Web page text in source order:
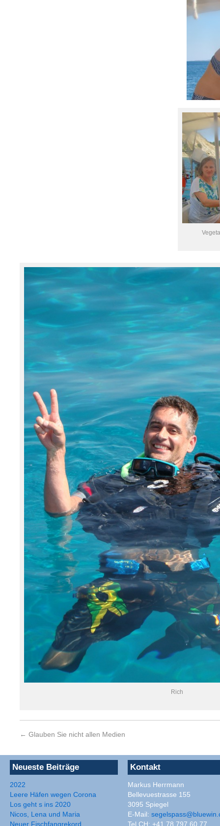
Rich
← Glauben Sie nicht allen Medien
Neueste Beiträge
2022
Leere Häfen wegen Corona
Los geht s ins 2020
Nicos, Lena und Maria
Neuer Fischfangrekord
Kontakt
Markus Herrmann
Bellevuestrasse 155
3095 Spiegel
E-Mail:
Tel CH: +41 78 797 60 77